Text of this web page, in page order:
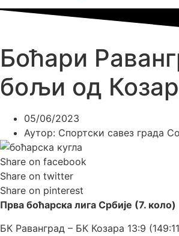
Боћари
бољи од
05/06/2023
Аутор: Спортски савез града
Share on facebook
Share on twitter
Share on pinterest
Прва боћарска лига Србије (7. коло)
БК Раванград – БК Козара 13:9